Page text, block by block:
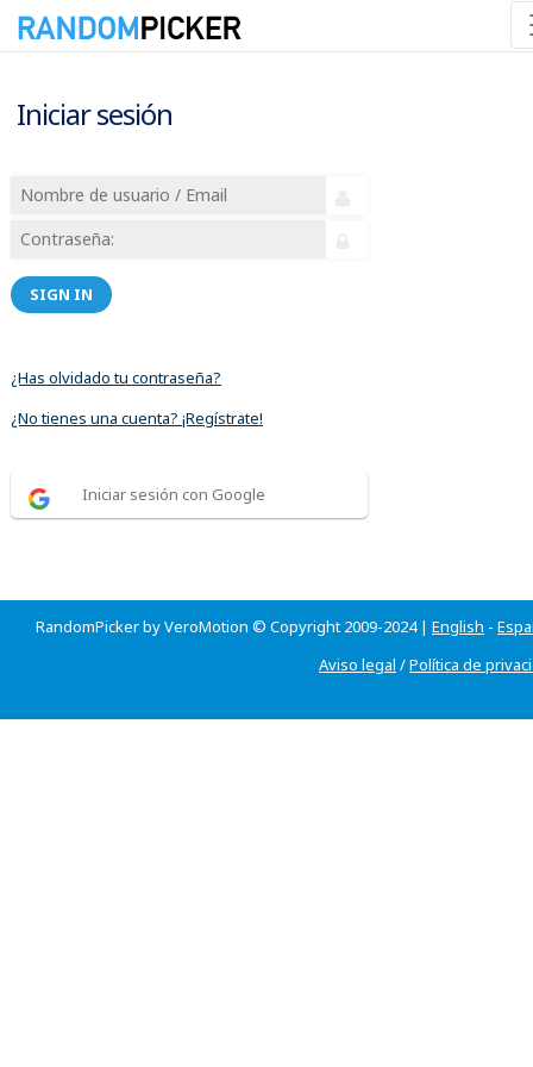
Iniciar sesión
SIGN IN
¿Has olvidado tu contraseña?
¿No tienes una cuenta? ¡Regístrate!
Iniciar sesión con Google
RandomPicker by VeroMotion © Copyright 2009-2024 | English -
Aviso legal /Política de